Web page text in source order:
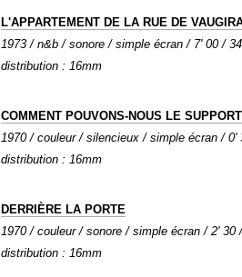
L'APPARTEMENT DE LA RUE DE
1973 / n&b / sonore / simple écran / 7' 00 /
distribution : 16mm
COMMENT POUVONS-NOUS LE
1970 / couleur / silencieux / simple écran / 0'
distribution : 16mm
DERRIÈRE LA PORTE
1970 / couleur / sonore / simple écran / 2' 30
distribution : 16mm